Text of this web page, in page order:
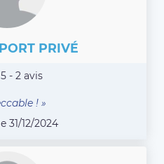
PRIVÉ
- 2 avis
! »
31/12/2024